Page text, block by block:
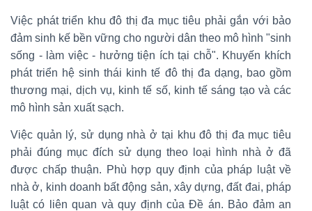
Việc phát triển khu đô thị đa mục tiêu phải gắn với bảo
đảm sinh kế bền vững cho người dân theo mô hình "sinh
sống - làm việc - hưởng tiện ích tại chỗ". Khuyến khích
phát triển hệ sinh thái kinh tế đô thị đa dạng, bao gồm
thương mại, dịch vụ, kinh tế số, kinh tế sáng tạo và các
mô hình sản xuất sạch.
Việc quản lý, sử dụng nhà ở tại khu đô thị đa mục tiêu
phải đúng mục đích sử dụng theo loại hình nhà ở đã
được chấp thuận. Phù hợp quy định của pháp luật về
nhà ở, kinh doanh bất động sản, xây dựng, đất đai, pháp
luật có liên quan và quy định của Đề án. Bảo đảm an